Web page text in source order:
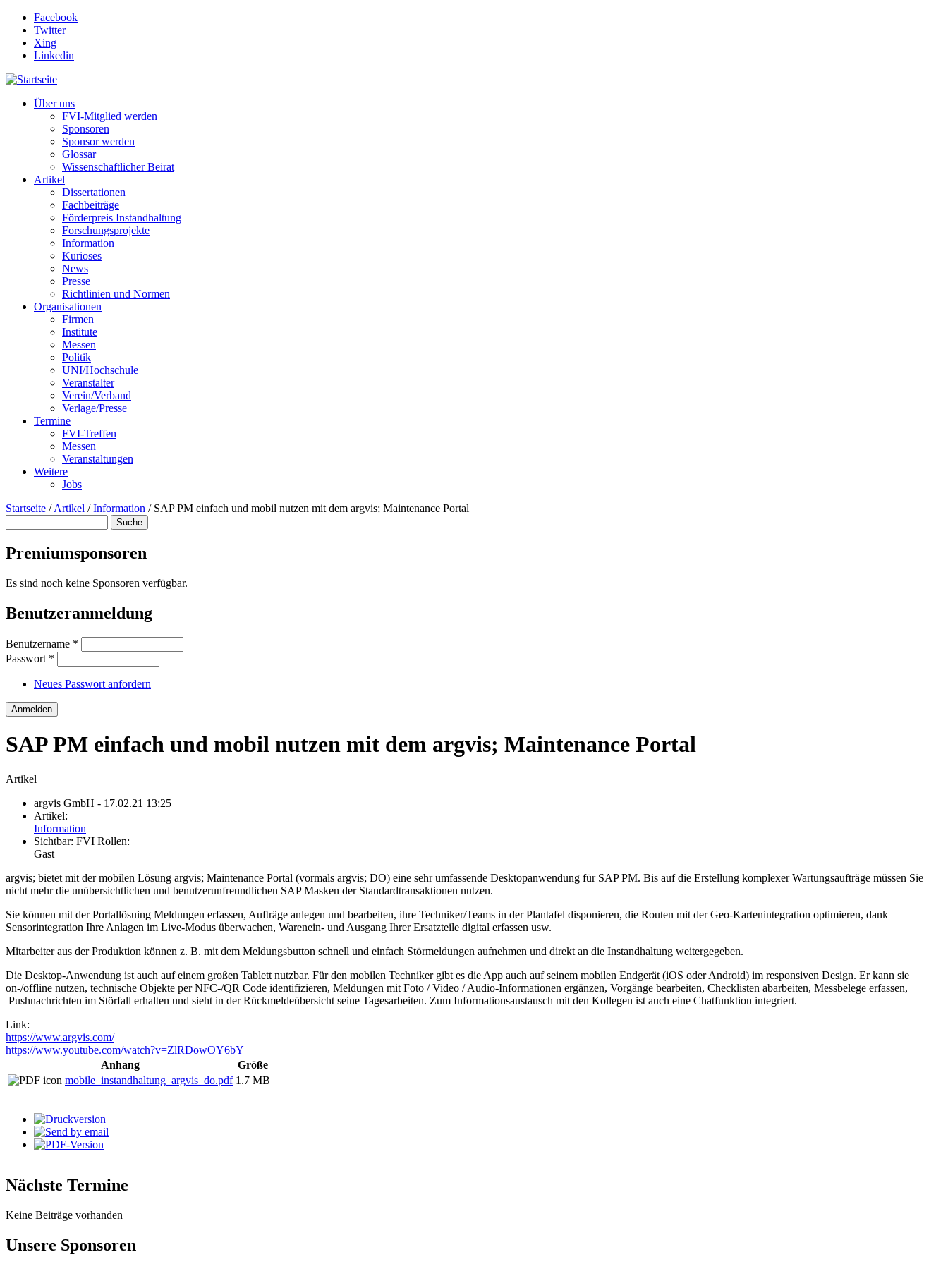
Direkt zum Inhalt
Facebook
Twitter
Xing
Linkedin
Über uns
FVI-Mitglied werden
Sponsoren
Sponsor werden
Glossar
Wissenschaftlicher Beirat
Artikel
Dissertationen
Fachbeiträge
Förderpreis Instandhaltung
Forschungsprojekte
Information
Kurioses
News
Presse
Richtlinien und Normen
Organisationen
Firmen
Institute
Messen
Politik
UNI/Hochschule
Veranstalter
Verein/Verband
Verlage/Presse
Termine
FVI-Treffen
Messen
Veranstaltungen
Weitere
Jobs
Startseite /Artikel /Information / SAP PM einfach und mobil nutzen mit dem argvis; Maintenance Portal
Premiumsponsoren
Es sind noch keine Sponsoren verfügbar.
Benutzeranmeldung
Benutzername *
Passwort *
Neues Passwort anfordern
SAP PM einfach und mobil nutzen mit dem argvis; Maintenance Portal
Artikel
argvis GmbH - 17.02.21 13:25
Artikel:
Information
Sichtbar: FVI Rollen:
Gast
argvis; bietet mit der mobilen Lösung argvis; Maintenance Portal (vormals argvis; DO) eine sehr umfassende Desktopanwendung für SAP PM. Bis auf die Erstellung komplexer Wartungsaufträge müssen Sie
nicht mehr die unübersichtlichen und benutzerunfreundlichen SAP Masken der Standardtransaktionen nutzen.
Sie können mit der Portallösuing Meldungen erfassen, Aufträge anlegen und bearbeiten, ihre Techniker/Teams in der Plantafel disponieren, die Routen mit der Geo-Kartenintegration optimieren, dank
Sensorintegration Ihre Anlagen im Live-Modus überwachen, Warenein- und Ausgang Ihrer Ersatzteile digital erfassen usw.
Mitarbeiter aus der Produktion können z. B. mit dem Meldungsbutton schnell und einfach Störmeldungen aufnehmen und direkt an die Instandhaltung weitergegeben.
Die Desktop-Anwendung ist auch auf einem großen Tablett nutzbar. Für den mobilen Techniker gibt es die App auch auf seinem mobilen Endgerät (iOS oder Android) im responsiven Design. Er kann sie
on-/offline nutzen, technische Objekte per NFC-/QR Code identifizieren, Meldungen mit Foto / Video / Audio-Informationen ergänzen, Vorgänge bearbeiten, Checklisten abarbeiten, Messbelege erfassen,
Pushnachrichten im Störfall erhalten und sieht in der Rückmeldeübersicht seine Tagesarbeiten. Zum Informationsaustausch mit den Kollegen ist auch eine Chatfunktion integriert.
Link:
https://www.argvis.com/
https://www.youtube.com/watch?v=ZlRDowOY6bY
Anhang
Größe
mobile_instandhaltung_argvis_do.pdf 1.7 MB
Nächste Termine
Keine Beiträge vorhanden
Unsere Sponsoren